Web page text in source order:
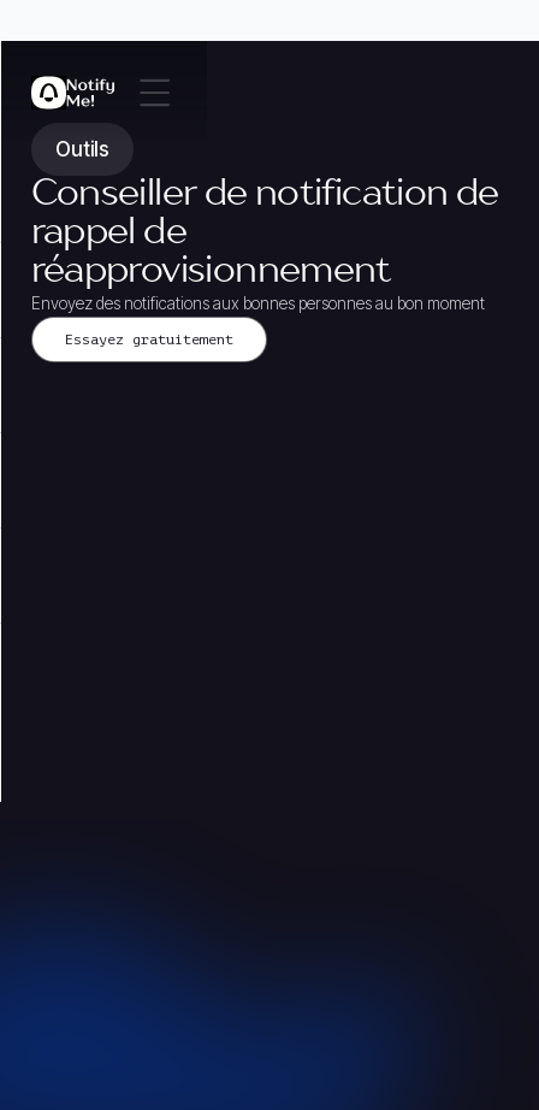
Outils
Conseiller de notification de
rappel de
réapprovisionnement
Envoyez des notifications aux bonnes personnes au bon moment
Essayez gratuitement